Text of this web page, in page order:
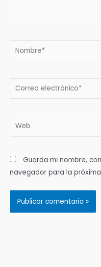
Nombre*
Correo
Web
Guarda mi nombre,
navegador para la